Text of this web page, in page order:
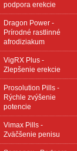
podpora erekcie
Dragon Power -
Prírodné rastlinné
afrodiziakum
VigRX Plus -
Zlepšenie erekcie
Prosolution Pills -
Rýchle zvýšenie
potencie
Vimax Pills -
Zväčšenie penisu